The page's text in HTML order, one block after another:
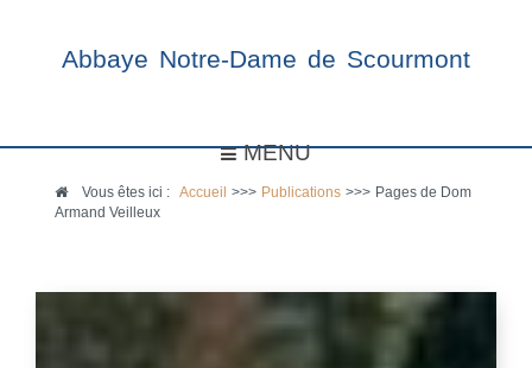
Abbaye Notre-Dame de Scourmont
MENU
Vous êtes ici :Accueil >>> Publications >>> Pages de Dom
Armand Veilleux